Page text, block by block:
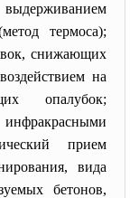
термоса);
снижающих
на
опалубок;
прием
вида
бетонов,